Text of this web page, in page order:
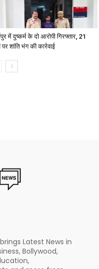
में दुष्कर्म के दो आरोपी गिरफ्तार, 21
पर शांति भंग की कार्रवाई
brings Latest News in
Bollywood,